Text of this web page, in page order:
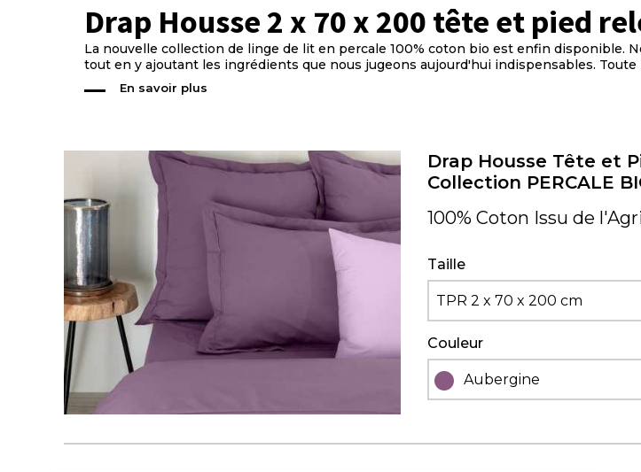
Drap Housse 2 x 70 x 200 tête et pied
La nouvelle collection de linge de lit en percale 100% coton bio est enfin disponible.
tout en y ajoutant les ingrédients que nous jugeons aujourd'hui indispensables.
En savoir plus
Drap Housse Tête et
Collection PERCALE
100% Coton Issu de
Taille
TPR 2 x 70 x 200 cm
Couleur
Aubergine